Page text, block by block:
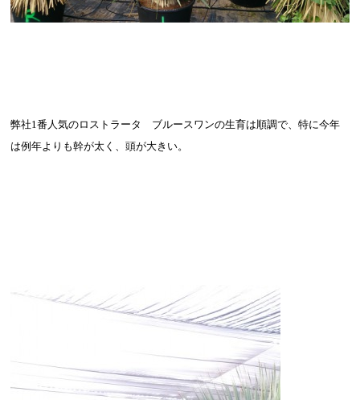
弊社1番人気のロストラータ ブルースワンの生育は順調で、特に今年
は例年よりも幹が太く、頭が大きい。